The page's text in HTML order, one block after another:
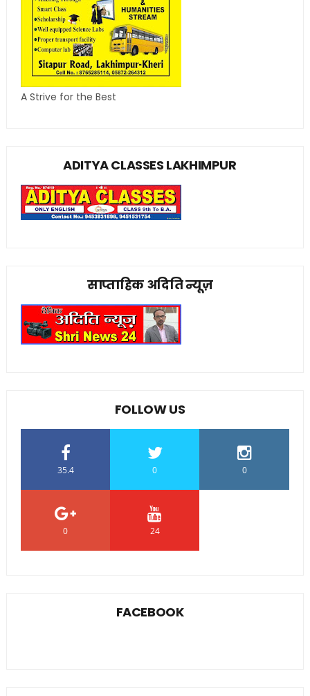
A Strive for the Best
ADITYA CLASSES LAKHIMPUR
साप्ताहिक अदिति न्यूज़
FOLLOW US
35.4 0 0
0 24
FACEBOOK